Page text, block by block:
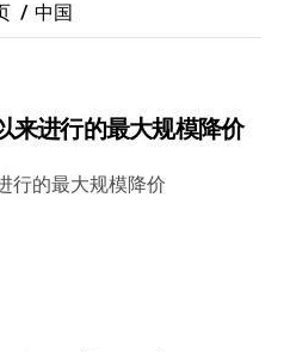
中国
来进行的最大规模降价
行的最大规模降价